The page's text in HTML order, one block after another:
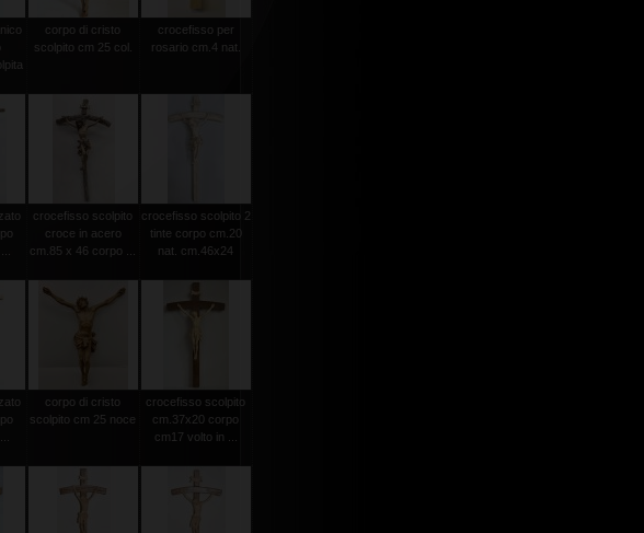
corpo di cristo
scolpito cm 25 col.
crocefisso per
rosario cm.4 nat.
crocefisso scolpito
croce in acero
cm.85 x 46 corpo ...
crocefisso scolpito 2
tinte corpo cm.20
nat. cm.46x24
corpo di cristo
scolpito cm 25 noce
crocefisso scolpito
cm.37x20 corpo
cm17 volto in ...